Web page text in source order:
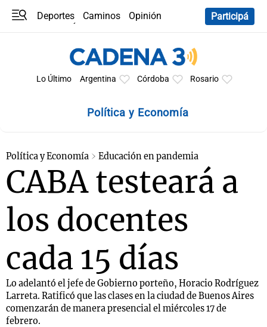
Deportes Caminos
Opinión
Participá
Lo Último Argentina Córdoba Rosario
Política y Economía
Política y Economía Educación en pandemia
CABA testeará a
los docentes
cada 15 días
Lo adelantó el jefe de Gobierno porteño, Horacio Rodríguez
Larreta. Ratificó que las clases en la ciudad de Buenos Aires
comenzarán de manera presencial el miércoles 17 de
febrero.